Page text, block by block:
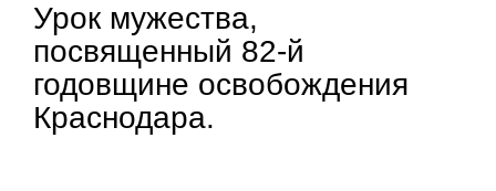
Урок мужества,
посвященный 82-й
годовщине освобождения
Краснодара.